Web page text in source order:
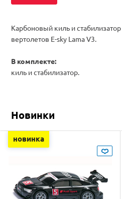
Карбоновый киль и
вертолетов E-sky Lama V3.
В комплекте:
киль и стабилизатор.
Новинки
новинка